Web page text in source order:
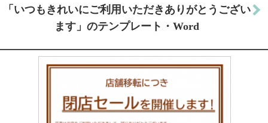
「いつもきれいにご利用いただきありがとうござい
ます」のテンプレート・Word